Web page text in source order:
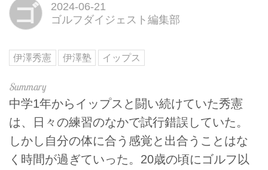
ゴ
2024-06-21
ゴルフダイジェスト編集部
伊澤秀憲 伊澤塾 イップス
中学1年からイップスと闘い続けていた秀憲
は、日々の練習のなかで試行錯誤していた。
しかし自分の体に合う感覚と出合うことはな
く時間が過ぎていった。20歳の頃にゴルフ以